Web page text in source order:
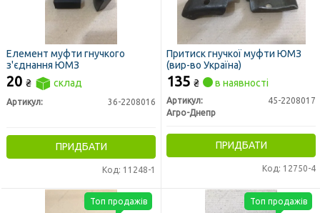
Елемент муфти гнучкого
з'єднання ЮМЗ
20 ₴ склад
Артикул: 36-2208016
ПРИДБАТИ
Код: 11248-1
Притиск гнучкої муфти ЮМЗ
(вир-во Україна)
135 ₴ в наявності
Артикул:
45-2208017
Агро-Днепр
ПРИДБАТИ
Код: 12750-4
Топ продажів Топ продажів